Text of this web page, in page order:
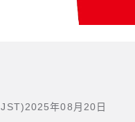
年08月20日